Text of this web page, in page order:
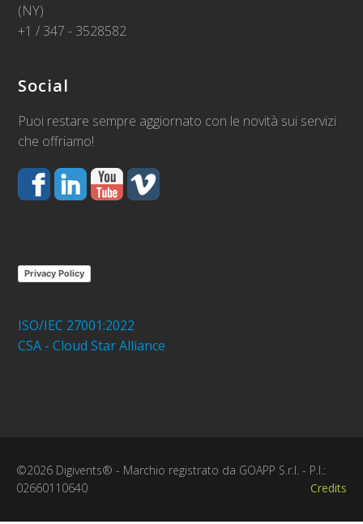
(NY)
+1 / 347 - 3528582
Social
Puoi restare sempre aggiornato con le novità sui servizi
che offriamo!
Privacy Policy
ISO/IEC 27001:2022
CSA - Cloud Star Alliance
©2026 Digivents® - Marchio registrato da GOAPP S.r.l. - P.I.:
02660110640
Credits